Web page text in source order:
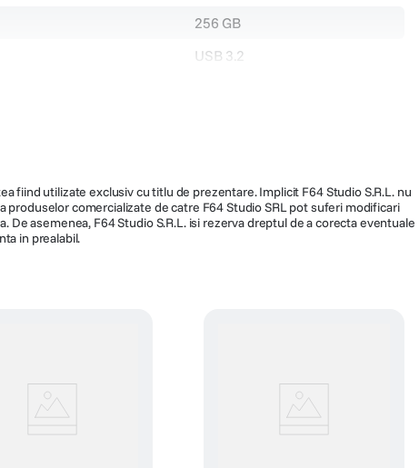
256 GB
USB 3.2
32415
fiind utilizate exclusiv cu titlu de prezentare. Implicit F64 Studio S.R.L. nu
produselor comercializate de catre F64 Studio SRL pot suferi modificari
asemenea, F64 Studio S.R.L. isi rezerva dreptul de a corecta eventuale
in prealabil.